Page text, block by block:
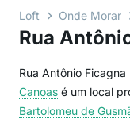
Loft Onde Morar
Rua
Rua Antônio
Canoas é um local
Bartolomeu de